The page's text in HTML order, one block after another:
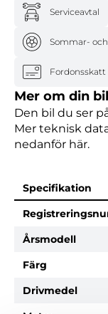
Serviceavtal
Sommar-
Fordonsskatt
Mer om din bil
Den bil du ser
Mer teknisk
nedanför här.
Specifikation
Årsmodell
Färg
Drivmedel